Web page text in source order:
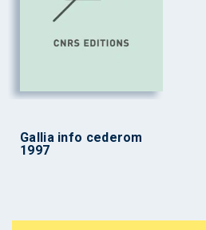
Gallia info cederom
1997